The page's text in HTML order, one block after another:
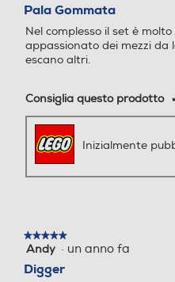
5
stelle.
Pala Gommata
Nel complesso il set è molto
appassionato dei mezzi da
escano altri.
Consiglia questo prodotto
Inizialmente
★★★★★
★★★★★
5
5
Andy · un anno fa
Digger